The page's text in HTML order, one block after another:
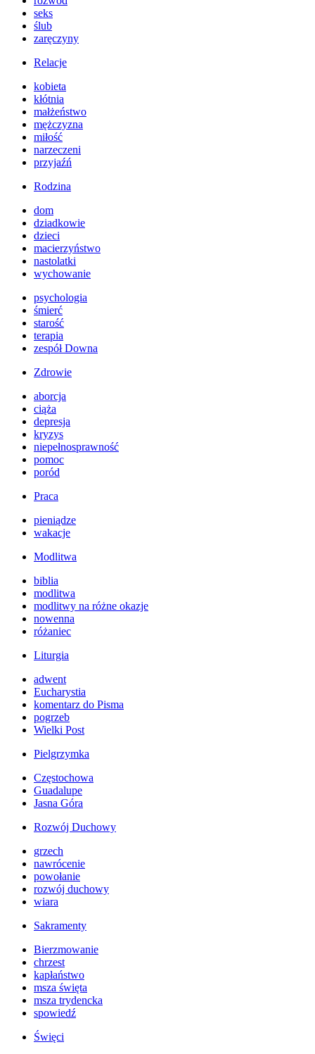
seks
ślub
zaręczyny
Relacje
kobieta
kłótnia
małżeństwo
mężczyzna
miłość
narzeczeni
przyjaźń
Rodzina
dom
dziadkowie
dzieci
macierzyństwo
nastolatki
wychowanie
psychologia
śmierć
starość
terapia
zespół Downa
Zdrowie
aborcja
ciąża
depresja
kryzys
niepełnosprawność
pomoc
poród
Praca
pieniądze
wakacje
Modlitwa
biblia
modlitwa
modlitwy na różne okazje
nowenna
różaniec
Liturgia
adwent
Eucharystia
komentarz do Pisma
pogrzeb
Wielki Post
Pielgrzymka
Częstochowa
Guadalupe
Jasna Góra
Rozwój Duchowy
grzech
nawrócenie
powołanie
rozwój duchowy
wiara
Sakramenty
Bierzmowanie
chrzest
kapłaństwo
msza święta
msza trydencka
spowiedź
Święci